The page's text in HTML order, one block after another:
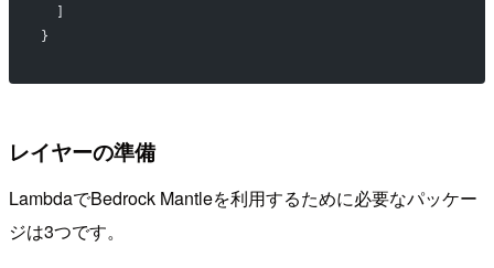
}
レイヤーの準備
LambdaでBedrock Mantleを利用するために必要なパッケー
ジは3つです。